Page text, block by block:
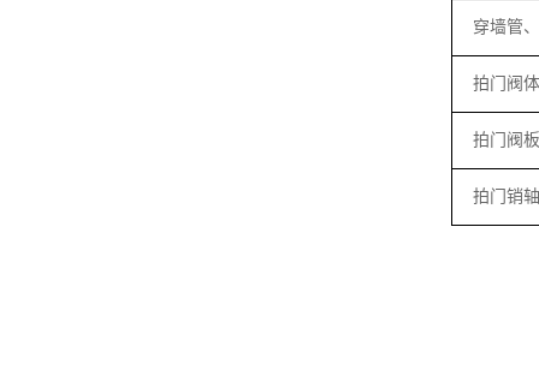
穿墙管
拍门阀体
拍门阀板
拍门销轴